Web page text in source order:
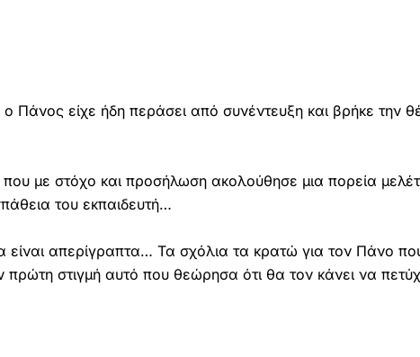
Πάνος είχε ήδη περάσει από συνέντευξη και βρήκε την
με στόχο και προσήλωση ακολούθησε μια πορεία
του εκπαιδευτή…
είναι απερίγραπτα… Τα σχόλια τα κρατώ για τον Πάνο
στιγμή αυτό που θεώρησα ότι θα τον κάνει να